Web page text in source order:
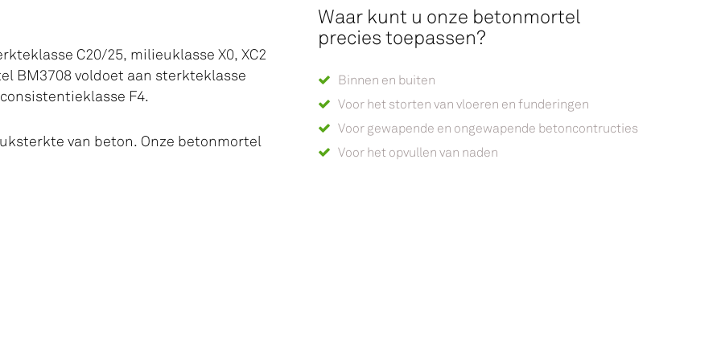
C20/25, milieuklasse X0, XC2
BM3708 voldoet aan sterkteklasse
consistentieklasse F4.
van beton. Onze betonmortel
Waar kunt u onze betonmortel
precies toepassen?
Binnen en buiten
Voor het storten van vloeren en funderingen
Voor gewapende en ongewapende betoncontructies
Voor het opvullen van naden